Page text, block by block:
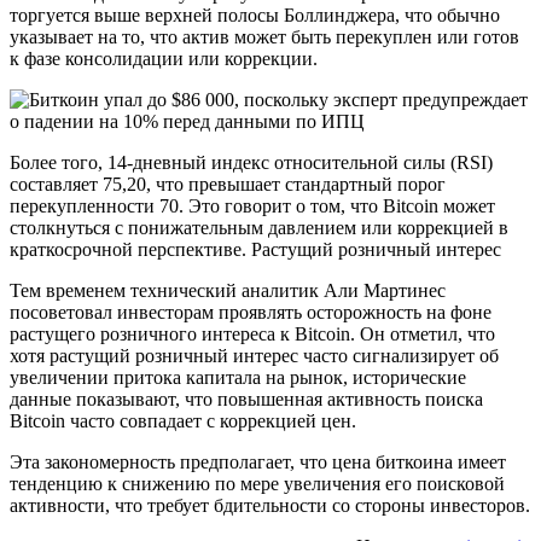
торгуется выше верхней полосы Боллинджера, что обычно
указывает на то, что актив может быть перекуплен или готов
к фазе консолидации или коррекции.
Более того, 14-дневный индекс относительной силы (RSI)
составляет 75,20, что превышает стандартный порог
перекупленности 70. Это говорит о том, что Bitcoin может
столкнуться с понижательным давлением или коррекцией в
краткосрочной перспективе. Растущий розничный интерес
Тем временем технический аналитик Али Мартинес
посоветовал инвесторам проявлять осторожность на фоне
растущего розничного интереса к Bitcoin. Он отметил, что
хотя растущий розничный интерес часто сигнализирует об
увеличении притока капитала на рынок, исторические
данные показывают, что повышенная активность поиска
Bitcoin часто совпадает с коррекцией цен.
Эта закономерность предполагает, что цена биткоина имеет
тенденцию к снижению по мере увеличения его поисковой
активности, что требует бдительности со стороны инвесторов.